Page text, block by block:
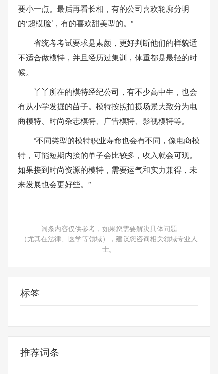
要小一点。最后再看长相，有的公司喜欢轮廓分明
的‘超模脸’，有的喜欢甜美型的。”
省统考考试要求是素颜，更好判断他们的样貌适
不适合做模特，并且经历过集训，体重都是最轻的时
候。
丫丫所在的模特经纪公司，有不少高中生，也会
有从小学发掘的苗子。模特按照拍摄场景大致分为电
商模特、时尚杂志模特、广告模特、影视模特等。
“不同类型的模特职业寿命也会有不同，像电商模
特，可能短期内接的单子会比较多，收入就会可观。
如果接到时尚资源的模特，需要运气和实力兼得，未
来发展也会更好些。”
词条内容仅供参考，如果您需要解决具体问题
（尤其在法律、医学等领域），建议您咨询相关领域专业人
士。
标签
推荐词条